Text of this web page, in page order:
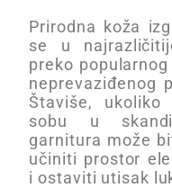
Prirodna koža
se u
preko
neprevaziđenog
Štaviše, ukoliko
sobu u
garnitura može
učiniti prostor
i ostaviti utisak